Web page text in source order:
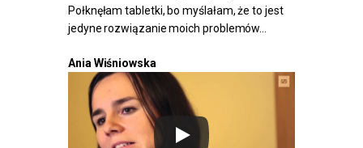
Połknęłam tabletki, bo myślałam, że to jest
jedyne rozwiązanie moich problemów…
Ania Wiśniowska